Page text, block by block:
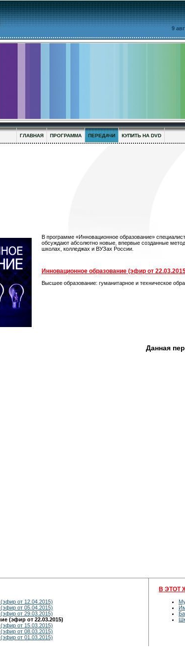
9
ГЛАВНАЯ ПРОГРАММА ПЕРЕДАЧИ КУПИТЬ НА DVD
В программе «Инновационное образование»
обсуждают абсолютно новые, впервые созданные
школах, колледжах и ВУЗах России.
Инновационное образование (эфир от
Высшее образование: гуманитарное и техническое
Данная
от 12.04.2015)
от 05.04.2015)
от 29.03.2015)
(эфир от 22.03.2015)
от 15.03.2015)
от 08.03.2015)
от 01.03.2015)
В ЭТОТ